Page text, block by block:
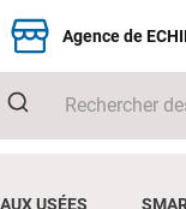
Agence de
USÉES